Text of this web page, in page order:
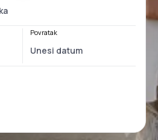
Povratak